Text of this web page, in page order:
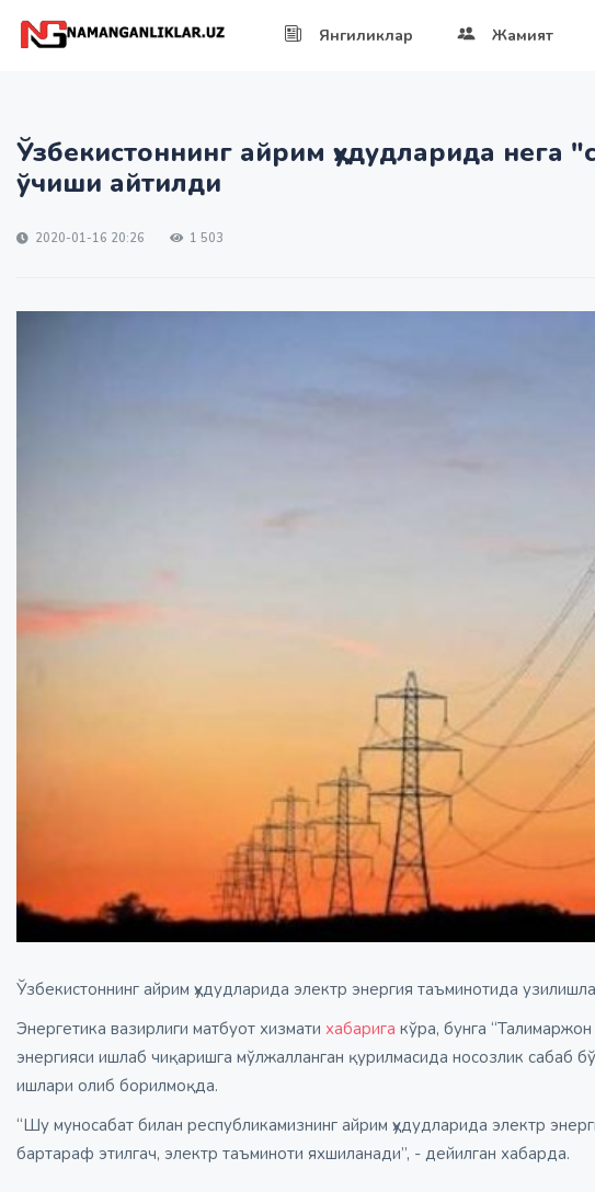
Янгиликлар Жамият
Ўзбекистоннинг айрим ҳудудларида нега
ўчиши айтилди
2020-01-16 20:26 1 503
Ўзбекистоннинг айрим ҳудудларида электр энергия таъминотида
Энергетика вазирлиги матбуот хизмати хабарига кўра, бунга
энергияси ишлаб чиқаришга мўлжалланган қурилмасида носозлик сабаб
ишлари олиб борилмоқда.
“Шу муносабат билан республикамизнинг айрим ҳудудларида электр
бартараф этилгач, электр таъминоти яхшиланади”, - дейилган хабарда.